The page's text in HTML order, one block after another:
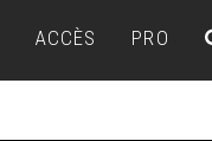
ACCÈS PRO